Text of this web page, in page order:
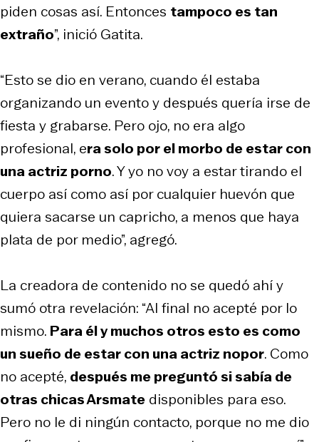
piden cosas así. Entonces tampoco es tan
extraño”, inició Gatita.
“Esto se dio en verano, cuando él estaba
organizando un evento y después quería irse de
fiesta y grabarse. Pero ojo, no era algo
profesional, era solo por el morbo de estar con
una actriz porno. Y yo no voy a estar tirando el
cuerpo así como así por cualquier huevón que
quiera sacarse un capricho, a menos que haya
plata de por medio”, agregó.
La creadora de contenido no se quedó ahí y
sumó otra revelación: “Al final no acepté por lo
mismo. Para él y muchos otros esto es como
un sueño de estar con una actriz nopor. Como
no acepté, después me preguntó si sabía de
otras chicas Arsmate disponibles para eso.
Pero no le di ningún contacto, porque no me dio